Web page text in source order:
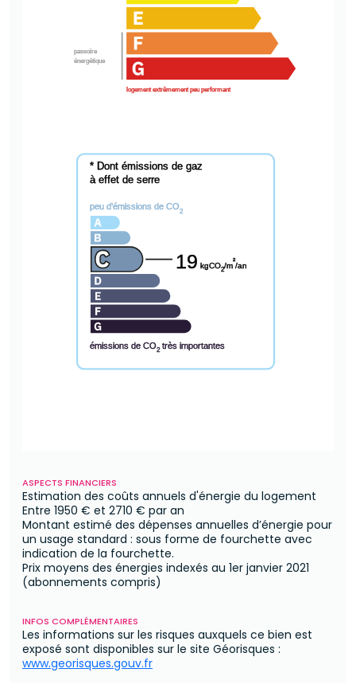
passoire
énergétique
logement extrêmement peu performant
* Dont émissions de gaz
à effet de serre
peu d'émissions de CO2
émissions de CO2 très importantes
19 kgCO2/m²/an
ASPECTS FINANCIERS
Estimation des coûts annuels d'énergie du logement
Entre 1950 € et 2710 € par an
Montant estimé des dépenses annuelles d’énergie pour
un usage standard : sous forme de fourchette avec
indication de la fourchette.
Prix moyens des énergies indexés au 1er janvier 2021
(abonnements compris)
INFOS COMPLÉMENTAIRES
Les informations sur les risques auxquels ce bien est
exposé sont disponibles sur le site Géorisques :
www.georisques.gouv.fr